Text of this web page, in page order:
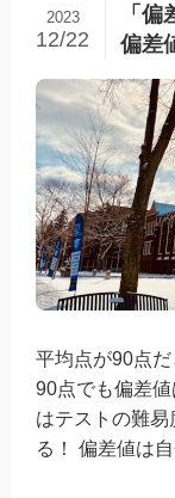
「
偏差
2023
12/22
平均点が90点
90点でも偏差
はテストの難
る！ 偏差値は